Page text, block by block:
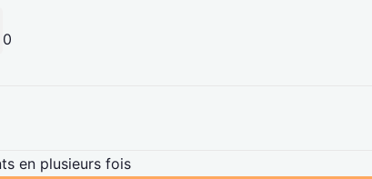
0
en plusieurs fois